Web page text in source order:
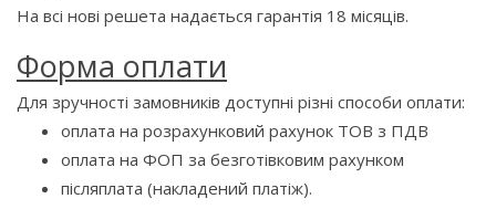
На всі нові решета надається гарантія 18 місяців.
Форма оплати
Для зручності замовників доступні різні способи оплати:
оплата на розрахунковий рахунок ТОВ з ПДВ
оплата на ФОП за безготівковим рахунком
післяплата (накладений платіж).